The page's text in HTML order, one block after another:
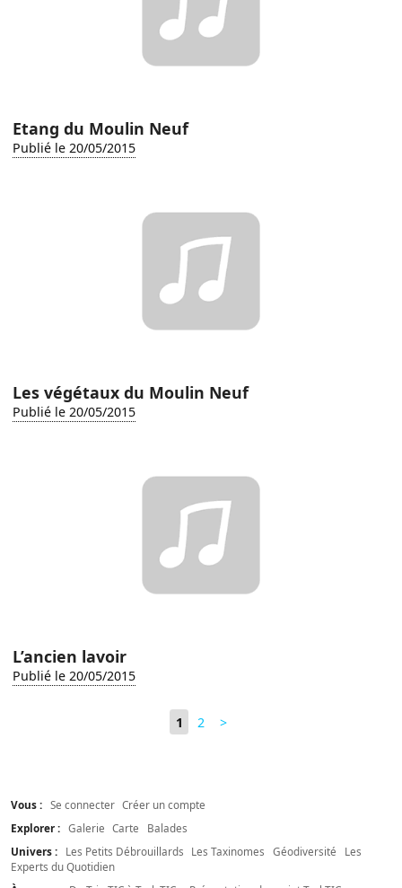
Etang du Moulin Neuf
Publié le 20/05/2015
Les végétaux du Moulin Neuf
Publié le 20/05/2015
L’ancien lavoir
Publié le 20/05/2015
1 2 >
Vous : Se connecter Créer un compte
Explorer : Galerie Carte
Balades
Univers :
Les Petits Débrouillards Les Taxinomes Géodiversité
Les
Experts du Quotidien